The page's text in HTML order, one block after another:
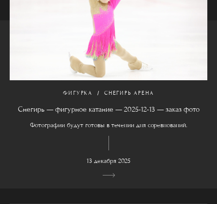
ФИГУРКА СНЕГИРЬ АРЕНА
Снегирь — фигурное катание — 2025-12-13 — заказ фото
Фотографии будут готовы в течении дня соревнований.
13 декабря 2025